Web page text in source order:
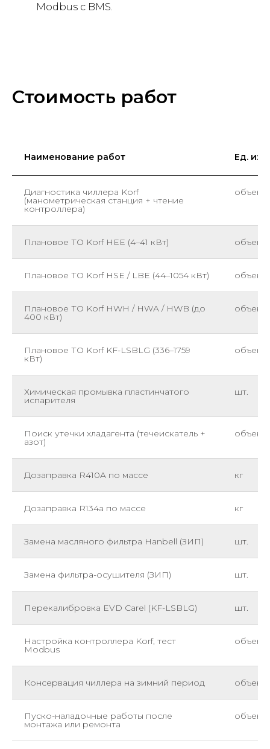
Modbus с BMS.
Стоимость работ
Наименование работ Ед. изм.
Диагностика чиллера Korf
(манометрическая станция + чтение
контроллера)
объект
Плановое ТО Korf HEE (4–41 кВт) объект
Плановое ТО Korf HSE / LBE (44–1054 кВт) объект
Плановое ТО Korf HWH / HWA / HWB (до
400 кВт)
объект
Плановое ТО Korf KF-LSBLG (336–1759
кВт)
объект
Химическая промывка пластинчатого
испарителя
шт.
Поиск утечки хладагента (течеискатель +
азот)
объект
Дозаправка R410A по массе кг
Дозаправка R134a по массе кг
Замена масляного фильтра Hanbell (ЗИП) шт.
Замена фильтра-осушителя (ЗИП) шт.
Перекалибровка EVD Carel (KF-LSBLG) шт.
Настройка контроллера Korf, тест
Modbus
объект
Консервация чиллера на зимний период объект
Пуско-наладочные работы после
монтажа или ремонта
объект